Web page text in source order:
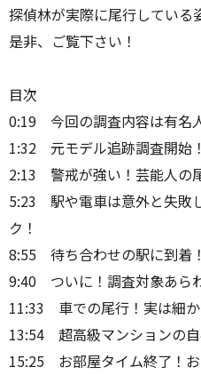
探偵林が実際に尾行している
是非、ご覧下さい！
目次
0:19 今回の調査内容は有名
1:32 元モデル追跡調査開始！
2:13 警戒が強い！芸能人の
5:23 駅や電車は意外と失敗
ク！
8:55 待ち合わせの駅に到着
9:40 ついに！調査対象あら
11:33 車での尾行！実は細か
13:54 超高級マンションの自
15:25 お部屋タイム終了！お